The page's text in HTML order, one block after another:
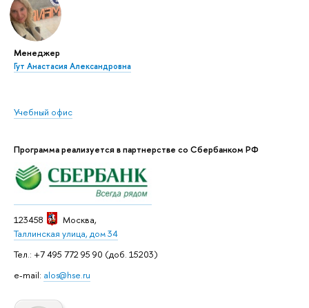
Менеджер
Гут Анастасия Александровна
Учебный офис
Программа реализуется в партнерстве со Сбербанком РФ
123458 Москва,
Таллинская улица, дом 34
Тел.: +7 495 772 95 90 (доб. 15203)
e-mail: alos@hse.ru